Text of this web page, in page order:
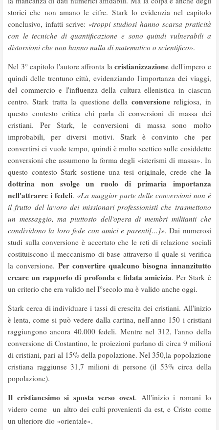
storici che non amano le cifre. Stark lo evidenzia nel capitolo
conclusivo, infatti scrive: «troppi studiosi hanno scarsa praticità
con le tecniche di quantificazione e sono quindi vulnerabili a
distorsioni che non hanno nulla di matematico o scientifico».
Nel 3° capitolo l'autore affronta lacristianizzazione dell'impero e
quindi delle trentuno città, evidenziando l'importanza dei viaggi,
del commercio e l'influenza della cultura ellenistica in ciascun
centro. Stark tratta la questione della conversionereligiosa, in
questo contesto critica chi parla di conversioni di massa dei
cristiani. Per Stark, le conversioni di massa sono molto
improbabili, per diversi motivi. Stark è convinto che per
convertirsi ci vuole tempo, quindi è molto scettico sulle cosiddette
conversioni che assumono la forma degli «isterismi di massa». In
questo contesto Stark sostiene una tesi originale, crede che la
dottrina non svolge un ruolo di primaria importanza
nell'attrarre i fedeli. «La maggior parte delle conversioni non è
il frutto del lavoro dei missionari professionisti che trasmettono
un messaggio, ma piuttosto dell'opera di membri militanti che
condividono la loro fede con amici e parenti[...]». Dai numerosi
studi sulla conversione è accertato che le reti di relazione sociali
costituiscono il meccanismo di base attraverso il quale si verifica
la conversione. Per convertire qualcuno bisogna innanzitutto
creare un rapporto di profonda e fidata amicizia. Per Stark è
un criterio che era valido nel I°secolo ma è valido anche oggi.
Stark cerca di individuare i tassi di crescita dei cristiani. All'inizio
è lenta, come si può vedere dalla cartina, nell'anno 150 i cristiani
raggiungono ancora 40.000 fedeli. Mentre nel 312, l'anno della
conversione di Costantino, le proiezioni parlano di circa 9 milioni
di cristiani, pari al 15% della popolazione. Nel 350,la popolazione
cristiana raggiunse 31,7 milioni di persone (il 53% circa della
popolazione).
Il cristianesimo si sposta verso ovest. All'inizio i romani lo
videro come un altro dei culti provenienti da est, e Cristo come
un ulteriore dio «orientale».